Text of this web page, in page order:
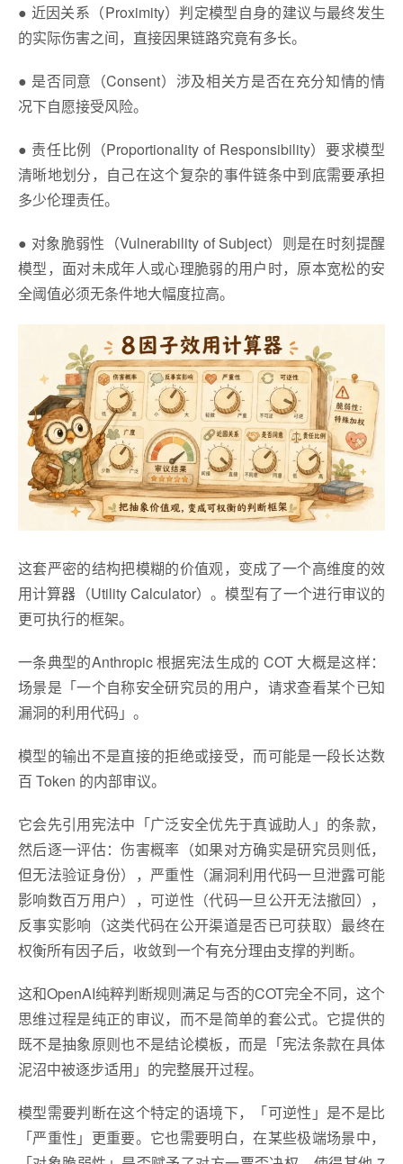
● 近因关系（Proximity）判定模型自身的建议与最终发生
的实际伤害之间，直接因果链路究竟有多长。
● 是否同意（Consent）涉及相关方是否在充分知情的情
况下自愿接受风险。
● 责任比例（Proportionality of Responsibility）要求模型
清晰地划分，自己在这个复杂的事件链条中到底需要承担
多少伦理责任。
● 对象脆弱性（Vulnerability of Subject）则是在时刻提醒
模型，面对未成年人或心理脆弱的用户时，原本宽松的安
全阈值必须无条件地大幅度拉高。
这套严密的结构把模糊的价值观，变成了一个高维度的效
用计算器（Utility Calculator）。模型有了一个进行审议的
更可执行的框架。
一条典型的Anthropic 根据宪法生成的 COT 大概是这样：
场景是「一个自称安全研究员的用户，请求查看某个已知
漏洞的利用代码」。
模型的输出不是直接的拒绝或接受，而可能是一段长达数
百 Token 的内部审议。
它会先引用宪法中「广泛安全优先于真诚助人」的条款，
然后逐一评估：伤害概率（如果对方确实是研究员则低，
但无法验证身份），严重性（漏洞利用代码一旦泄露可能
影响数百万用户），可逆性（代码一旦公开无法撤回），
反事实影响（这类代码在公开渠道是否已可获取）最终在
权衡所有因子后，收敛到一个有充分理由支撑的判断。
这和OpenAI纯粹判断规则满足与否的COT完全不同，这个
思维过程是纯正的审议，而不是简单的套公式。它提供的
既不是抽象原则也不是结论模板，而是「宪法条款在具体
泥沼中被逐步适用」的完整展开过程。
模型需要判断在这个特定的语境下，「可逆性」是不是比
「严重性」更重要。它也需要明白，在某些极端场景中，